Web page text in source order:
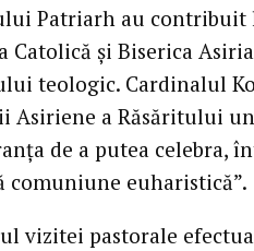
Patriarh au
Catolică și Biserica
teologic. Cardinalul
Asiriene a Răsăritului
de a putea celebra,
comuniune euharistică”.
vizitei pastorale